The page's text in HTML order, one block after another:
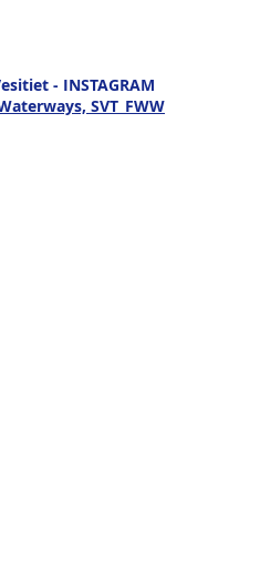
- INSTAGRAM
SVT_FWW